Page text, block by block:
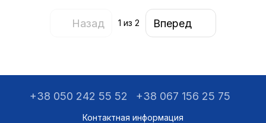
Назад 1 из 2 Вперед
+38 050 242 55 52 +38 067 156 25 75
Контактная информация